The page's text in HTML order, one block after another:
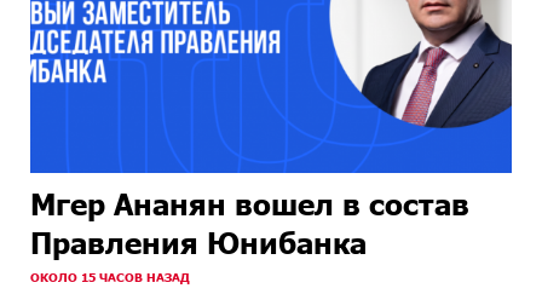
Мгер Ананян вошел в состав
Правления Юнибанка
ОКОЛО 15 ЧАСОВ НАЗАД